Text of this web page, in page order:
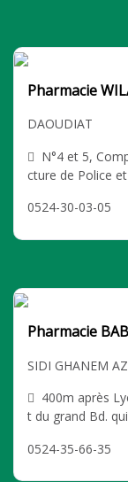
Pharmacie
DAOUDIAT
N°4 et 5,
cture de Police
0524-30-03-05
Pharmacie
SIDI GHANEM
400m après
t du grand Bd.
0524-35-66-35